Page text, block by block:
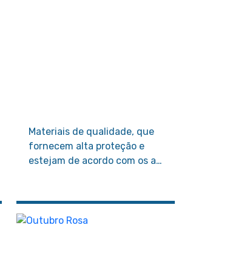
Materiais de qualidade, que
fornecem alta proteção e
estejam de acordo com os a
paciente, bem como do
profissional da saúde.